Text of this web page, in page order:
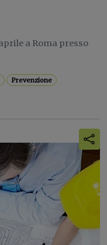
a Roma presso
Prevenzione